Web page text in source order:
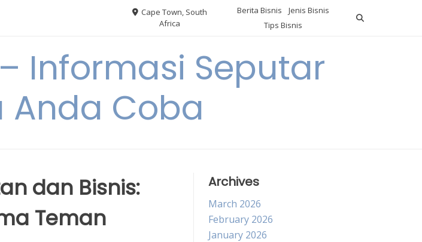
Cape Town, South
Africa
Berita Bisnis
Jenis Bisnis
Tips Bisnis
– Informasi Seputar
Anda Coba
dan Bisnis:
Teman
Archives
March 2026
February 2026
January 2026